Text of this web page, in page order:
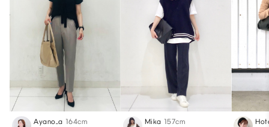
Ayano_a 164cm Mika 157cm